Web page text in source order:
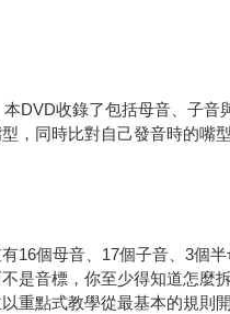
DVD收錄了包括母音、子音
，同時比對自己發音時的嘴
16個母音、17個子音、3個
是音標，你至少得知道怎麼
重點式教學從最基本的規則